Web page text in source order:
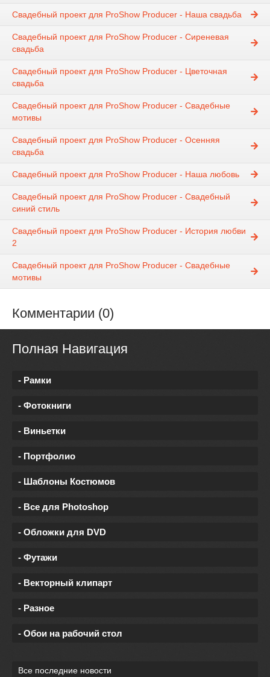
Свадебный проект для ProShow Producer - Наша свадьба
Свадебный проект для ProShow Producer - Сиреневая
свадьба
Свадебный проект для ProShow Producer - Цветочная
свадьба
Свадебный проект для ProShow Producer - Свадебные
мотивы
Свадебный проект для ProShow Producer - Осенняя
свадьба
Свадебный проект для ProShow Producer - Наша любовь
Свадебный проект для ProShow Producer - Свадебный
синий стиль
Свадебный проект для ProShow Producer - История любви
2
Свадебный проект для ProShow Producer - Свадебные
мотивы
Комментарии (0)
Полная Навигация
- Рамки
- Фотокниги
- Виньетки
- Портфолио
- Шаблоны Костюмов
- Все для Photoshop
- Обложки для DVD
- Футажи
- Векторный клипарт
- Разное
- Обои на рабочий стол
Все последние новости